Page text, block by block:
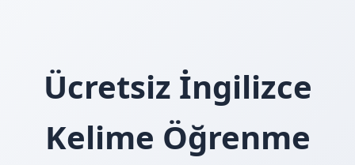
Ücretsiz İngilizce
Kelime Öğrenme